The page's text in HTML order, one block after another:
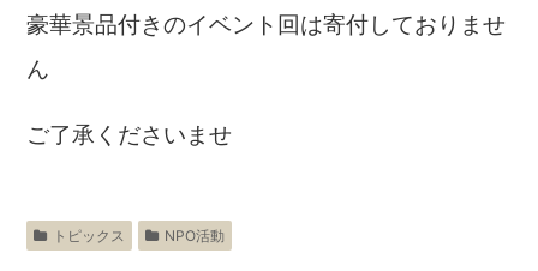
豪華景品付きのイベント回は寄付しておりませ
ん
ご了承くださいませ
トピックス NPO活動